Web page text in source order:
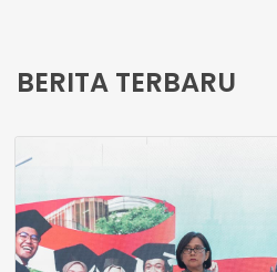
BERITA TERBARU